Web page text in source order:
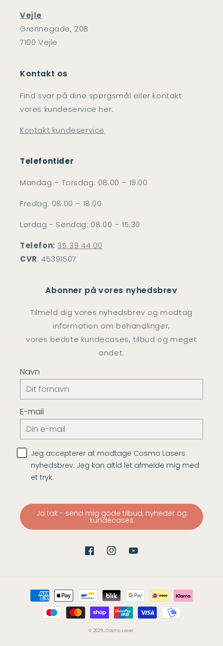
Vejle
Grønnegade, 20B
7100 Vejle
Kontakt os
Find svar på dine spørgsmål eller kontakt
vores kundeservice her:
Kontakt kundeservice
Telefontider
Mandag – Torsdag: 08.00 – 19.00
Fredag: 08.00 – 18.00
Lørdag - Søndag: 08.00 – 15.30
Telefon: 35 39 44 00
CVR: 45391507
Abonner på vores nyhedsbrev
Tilmeld dig vores nyhedsbrev og modtag
information om behandlinger,
vores bedste kundecases, tilbud og meget
andet.
Navn
E-mail
Jeg accepterer at modtage Cosmo Lasers
nyhedsbrev. Jeg kan altid let afmelde mig med
et tryk.
Ja tak - send mig gode tilbud, nyheder og
kundecases
FacebookInstagramYouTube
Betalingsmetoder
© 2026, Cosmo Laser